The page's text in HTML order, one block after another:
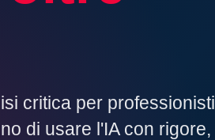
critica per professionisti
di usare l'IA con rigore,